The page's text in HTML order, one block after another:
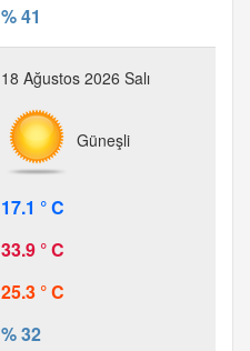
% 41
18 Ağustos 2026 Salı
Güneşli
17.1 ° C
33.9 ° C
25.3 ° C
% 32